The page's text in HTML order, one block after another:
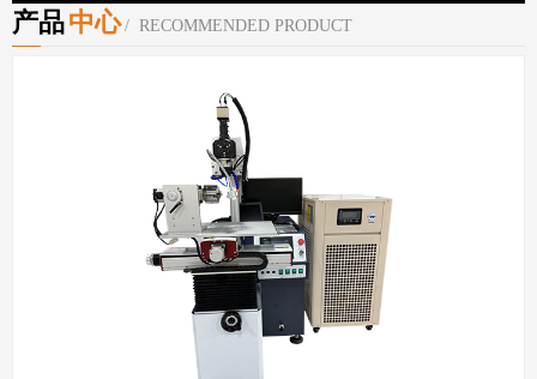
产品中心 / RECOMMENDED PRODUCT